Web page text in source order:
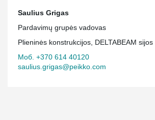
Saulius Grigas
Pardavimų grupės vadovas
Plieninės konstrukcijos, DELTABEAM sijos
Моб. +370 614 40120
saulius.grigas@peikko.com